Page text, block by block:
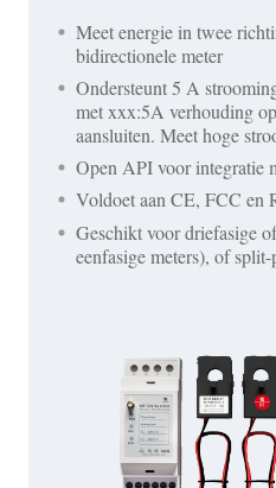
Meet energie in twee
bidirectionele meter
Ondersteunt 5 A
met xxx:5A verhouding
aansluiten. Meet hoge
Open API voor integratie
Voldoet aan CE, FCC en
Geschikt voor driefasige
eenfasige meters), of split-